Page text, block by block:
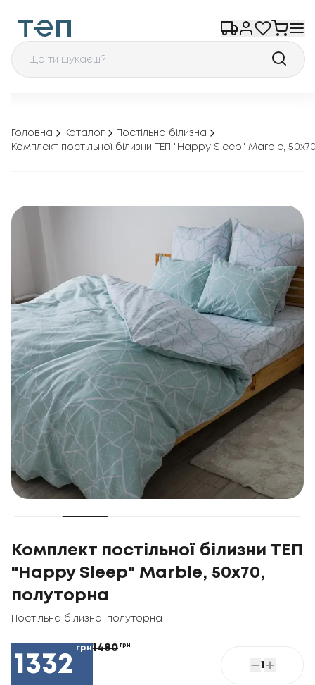
Головна Каталог
Постільна білизна
Комплект постільної білизни ТЕП "Happy Sleep" Marble,
Комплект постільної білизни ТЕП
"Happy Sleep" Marble, 50x70,
полуторна
Постільна білизна полуторна
1332
грн1480 грн
1